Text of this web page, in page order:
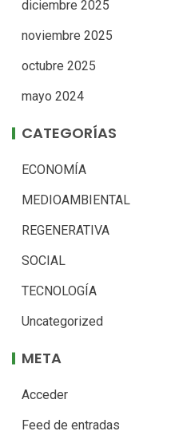
diciembre 2025
noviembre 2025
octubre 2025
mayo 2024
CATEGORÍAS
ECONOMÍA
MEDIOAMBIENTAL
REGENERATIVA
SOCIAL
TECNOLOGÍA
Uncategorized
META
Acceder
Feed de entradas